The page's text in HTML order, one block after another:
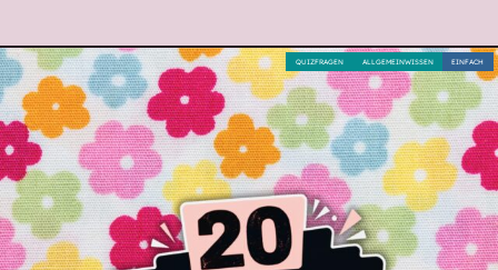
EINFACH
ALLGEMEINWISSEN
QUIZFRAGEN